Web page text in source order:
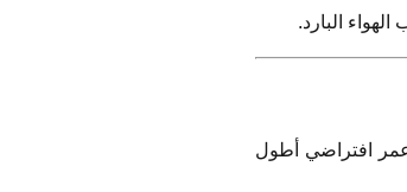
البارد.
عمر افتراضي أطول